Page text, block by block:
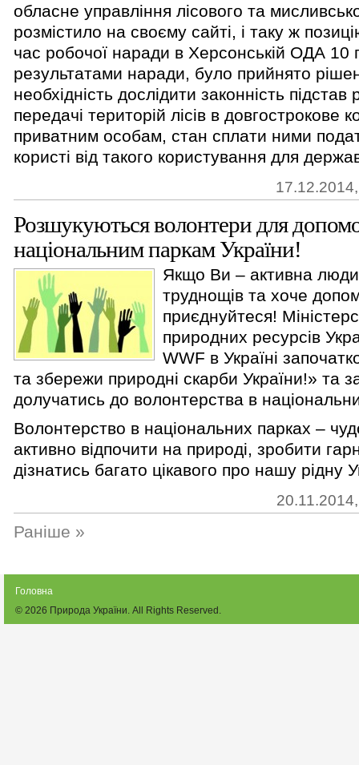
обласне управління лісового та
розмістило на своєму сайті, і таку ж
час робочої наради в Херсонській ОДА 10
результатами наради, було прийнято
необхідність дослідити законність
передачі територій лісів в довгострокове
приватним особам, стан сплати ними
користі від такого користування для
Розшукуються волонтери для
національним паркам України!
Якщо Ви – активна
труднощів та хоче
приєднуйтеся!
природних ресурсів
WWF в Україні
та збережи природні скарби України!» та
долучатись до волонтерства в
Волонтерство в національних парках –
активно відпочити на природі, зробити
дізнатись багато цікавого про нашу рідну
Раніше »
Головна
© 2026 Природа України. All Rights Reserved.